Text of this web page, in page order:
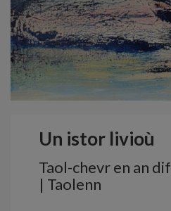
Un istor livioù
Taol-chevr en an
| Taolenn